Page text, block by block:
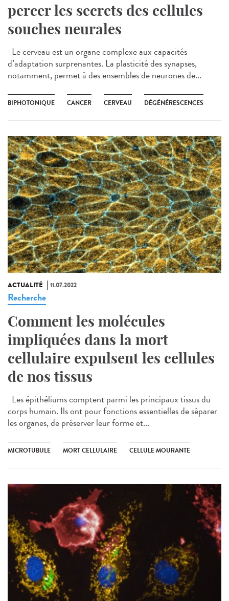
percer les secrets des cellules
souches neurales
Le cerveau est un organe complexe aux capacités
d’adaptation surprenantes. La plasticité des synapses,
notamment, permet à des ensembles de neurones de...
BIPHOTONIQUE CANCER CERVEAU DÉGÉNÉRESCENCES
ACTUALITÉ 11.07.2022
Recherche
Comment les molécules
impliquées dans la mort
cellulaire expulsent les cellules
de nos tissus
Les épithéliums comptent parmi les principaux tissus du
corps humain. Ils ont pour fonctions essentielles de séparer
les organes, de préserver leur forme et...
MICROTUBULE MORT CELLULAIRE CELLULE MOURANTE